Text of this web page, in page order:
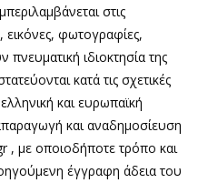
στις
φωτογραφίες,
ιδιοκτησία της
κατά τις σχετικές
και ευρωπαϊκή
και αναδημοσίευση
, με οποιοδήποτε τρόπο και
έγγραφη άδεια του